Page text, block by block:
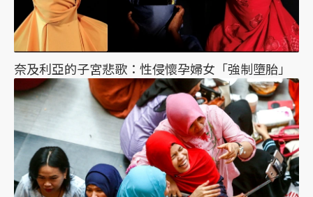
奈及利亞的子宮悲歌：性侵懷孕婦女「強制墮胎」